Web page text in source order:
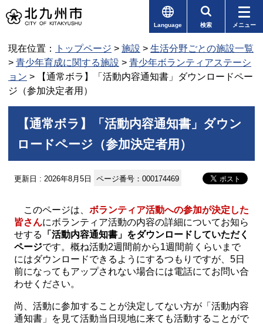
Language 検索 メニュー
現在位置： トップページ > 施設 > 生活分野ごとの施設一覧
> 青少年育成に関する施設 > 青少年ボランティアステーシ
ョン > 【通常ボラ】「活動内容通知書」ダウンロードペー
ジ（参加決定者用）
【通常ボラ】「活動内容通知書」ダウン
ロードページ（参加決定者用）
更新日 : 2026年8月5日 ページ番号：000174469
このページは、 ボランティア活動への参加が決定した
皆さんにボランティア活動の内容の詳細についてお知ら
せする
「活動内容通知書」をダウンロードしていただく
ページです。概ね活動2週間前から1週間前くらいまで
にはダウンロードできるようにするつもりですが、5日
前になってもアップされない場合には電話にてお問い合
わせください。
尚、活動に参加することが決定してない方が「活動内容
通知書」を見て活動当日現地に来ても活動することがで